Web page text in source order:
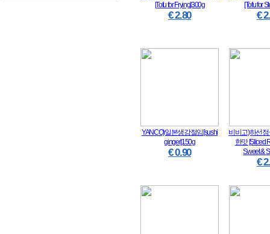
[Tofu for Frying]300g
€ 2.80
[Tofu for
€
YANCO)일본생강절임[sushi
ginger]150g
€ 0.90
비비고)하선
한맛 [Sliced
Sweet &
€